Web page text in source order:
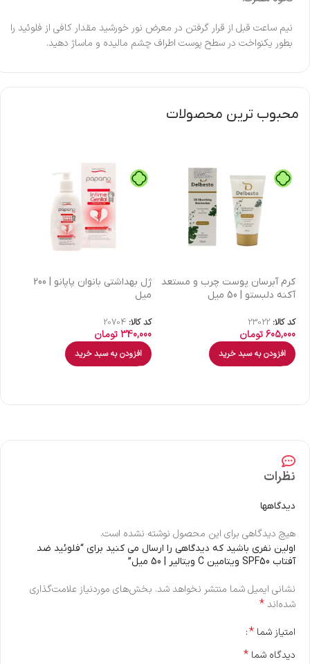
نیم ساعت قبل از قرار گرفتن در معرض نور خورشید مقدار کافی از فلوئید را
بطور یکنواخت در سطح پوست اطراف چشم مالیده و ماساژ دهید.
محبوب ترین محصولات
كرم آبرسان پوست چرب و مستعد
آکنه دلبستو | 50 میل
کد کالا: 23022
605,000تومان
افزودن به سبد خرید
ژل بهداشتی بانوان پاپانو | 200
میل
کد کالا: 20704
340,000تومان
افزودن به سبد خرید
نظرات
دیدگاهها
هیچ دیدگاهی برای این محصول نوشته نشده است.
اولین نفری باشید که دیدگاهی را ارسال می کنید برای “فلوئید ضد
آفتاب SPF50 ویتامین C ویتالیر | 50 میل”
نشانی ایمیل شما منتشر نخواهد شد. بخش‌های موردنیاز علامت‌گذاری
شده‌اند*
امتیاز شما *
دیدگاه شما *